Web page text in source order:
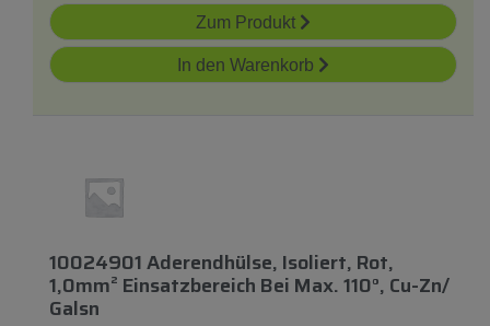
Zum Produkt
In den Warenkorb
10024901 Aderendhülse, Isoliert, Rot,
1,0mm² Einsatzbereich Bei Max. 110°, Cu-Zn/
Galsn